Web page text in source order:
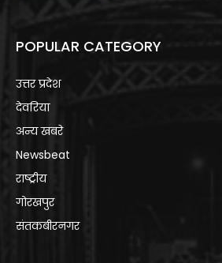
POPULAR CATEGORY
उत्तर प्रदेश
देवरिया
अन्य खबरे
Newsbeat
राष्ट्रीय
गोरखपुर
संतकबीरनगर